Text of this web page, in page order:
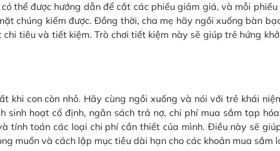
thể được hướng dẫn để cắt các phiếu giảm giá, và mỗi
chúng kiếm được. Đồng thời, cha mẹ hãy ngồi xuống bàn
tiêu và tiết kiệm. Trò chơi tiết kiệm này sẽ giúp trẻ hứng
khi con còn nhỏ. Hãy cùng ngồi xuống và nói với trẻ khái
sinh hoạt cố định, ngân sách trả nợ, chi phí mua sắm tạp
tính toán các loại chi phí cần thiết của mình. Điều này sẽ
muốn và cách lập mục tiêu dài hạn cho các khoản mua sắm